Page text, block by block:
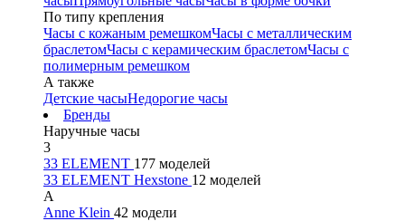
По типу крепления
Часы с кожаным ремешкомЧасы с металлическим
браслетомЧасы с керамическим браслетомЧасы с
полимерным ремешком
А также
Детские часыНедорогие часы
Бренды
Наручные часы
3
33 ELEMENT 177 моделей
33 ELEMENT Hexstone 12 моделей
A
Anne Klein 42 модели